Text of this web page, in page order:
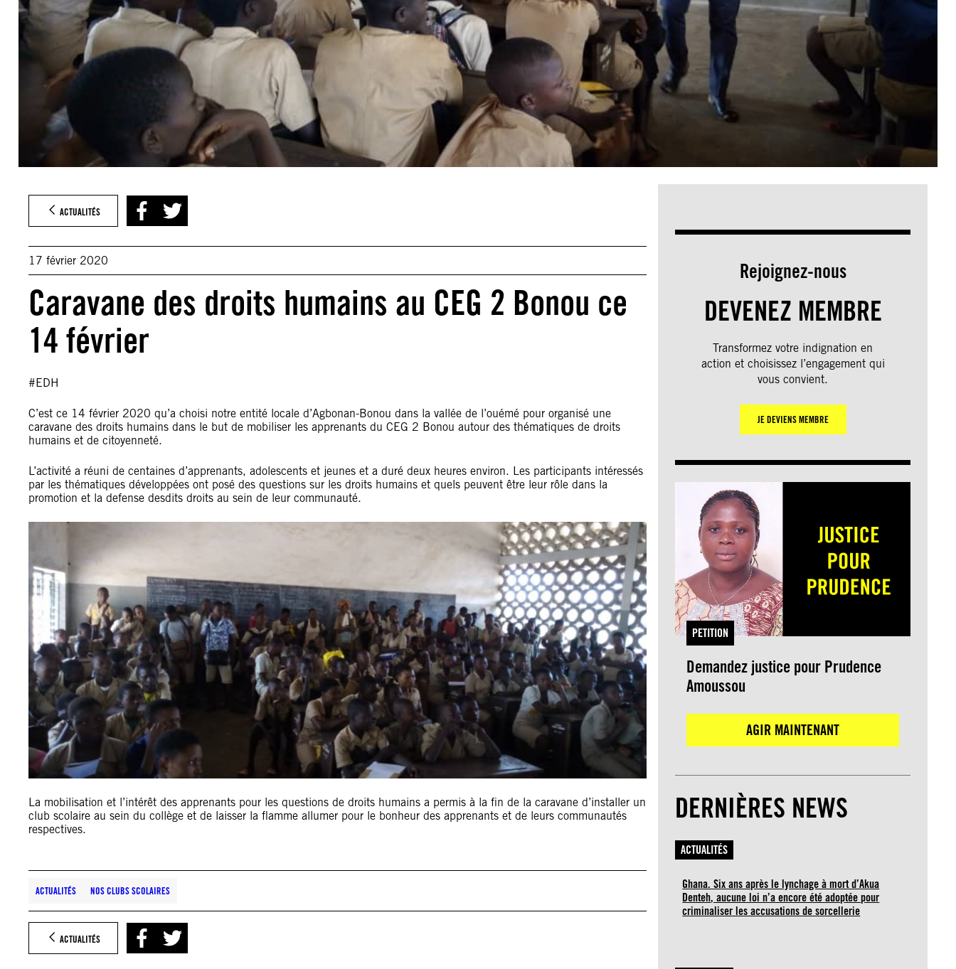
ACTUALITÉS
17 février 2020
Caravane des droits humains au CEG 2 Bonou ce
14 février
#EDH
C’est ce 14 février 2020 qu’a choisi notre entité locale d’Agbonan-Bonou dans la vallée de l’ouémé pour organisé une
caravane des droits humains dans le but de mobiliser les apprenants du CEG 2 Bonou autour des thématiques de droits
humains et de citoyenneté.
L’activité a réuni de centaines d’apprenants, adolescents et jeunes et a duré deux heures environ. Les participants intéressés
par les thématiques développées ont posé des questions sur les droits humains et quels peuvent être leur rôle dans la
promotion et la defense desdits droits au sein de leur communauté.
La mobilisation et l’intérêt des apprenants pour les questions de droits humains a permis à la fin de la caravane d’installer un
club scolaire au sein du collège et de laisser la flamme allumer pour le bonheur des apprenants et de leurs communautés
respectives.
ACTUALITÉS NOS CLUBS SCOLAIRES
ACTUALITÉS
Rejoignez-nous
DEVENEZ MEMBRE
Transformez votre indignation en
action et choisissez l’engagement qui
vous convient.
JE DEVIENS MEMBRE
PETITION
Demandez justice pour Prudence
Amoussou
AGIR MAINTENANT
DERNIÈRES NEWS
ACTUALITÉS
Ghana. Six ans après le lynchage à mort d’Akua
Denteh, aucune loi n’a encore été adoptée pour
criminaliser les accusations de sorcellerie